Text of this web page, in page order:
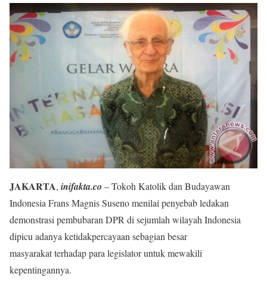
JAKARTA, inifakta.co – Tokoh Katolik dan Budayawan
Indonesia Frans Magnis Suseno menilai penyebab ledakan
demonstrasi pembubaran DPR di sejumlah wilayah Indonesia
dipicu adanya ketidakpercayaan sebagian besar
masyarakat terhadap para legislator untuk mewakili
kepentingannya.